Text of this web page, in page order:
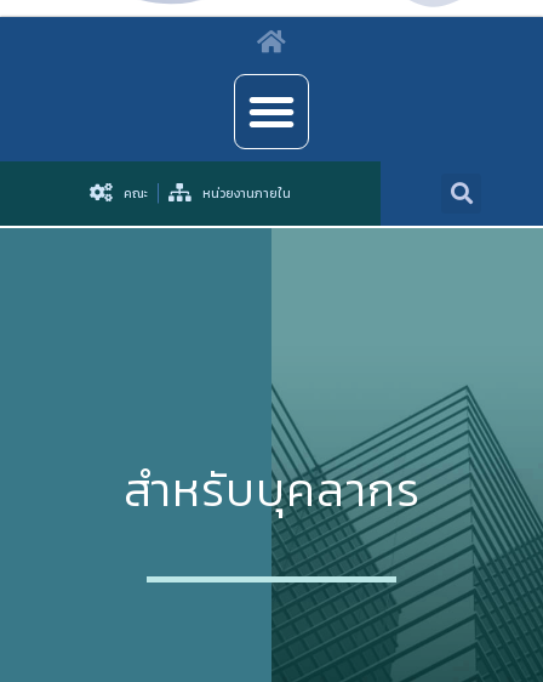
คณะ หน่วยงานภายใน
สำหรับบุคลากร